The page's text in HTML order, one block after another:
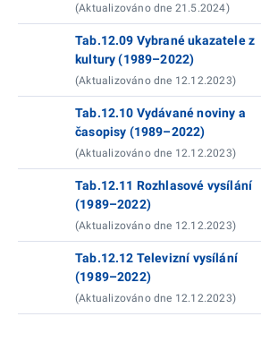
(Aktualizováno dne 21.5.2024)
Tab.12.09 Vybrané ukazatele z
kultury (1989–2022)
(Aktualizováno dne 12.12.2023)
Tab.12.10 Vydávané noviny a
časopisy (1989–2022)
(Aktualizováno dne 12.12.2023)
Tab.12.11 Rozhlasové vysílání
(1989–2022)
(Aktualizováno dne 12.12.2023)
Tab.12.12 Televizní vysílání
(1989–2022)
(Aktualizováno dne 12.12.2023)